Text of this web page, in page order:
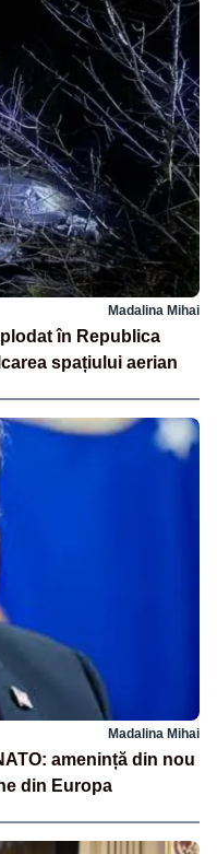
Madalina Mihai
în Republica
spațiului aerian
Madalina Mihai
amenință din nou
din Europa